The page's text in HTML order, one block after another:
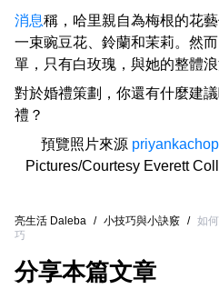
消息稱，哈里親自為梅根的花
一束豌豆花、鈴蘭和茉莉。然
單，只有白玫瑰，與她的整體浪
對於婚禮策劃，你還有什麼建
禮？
預覽照片來源
Pictures/Courtesy Everett
亮生活 Daleba / 小技巧與小訣竅 / 如
巧
分享本篇文章